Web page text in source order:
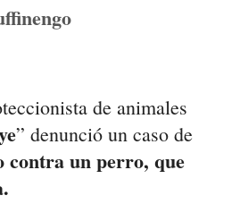
de animales
” denunció un caso de
contra un perro, que